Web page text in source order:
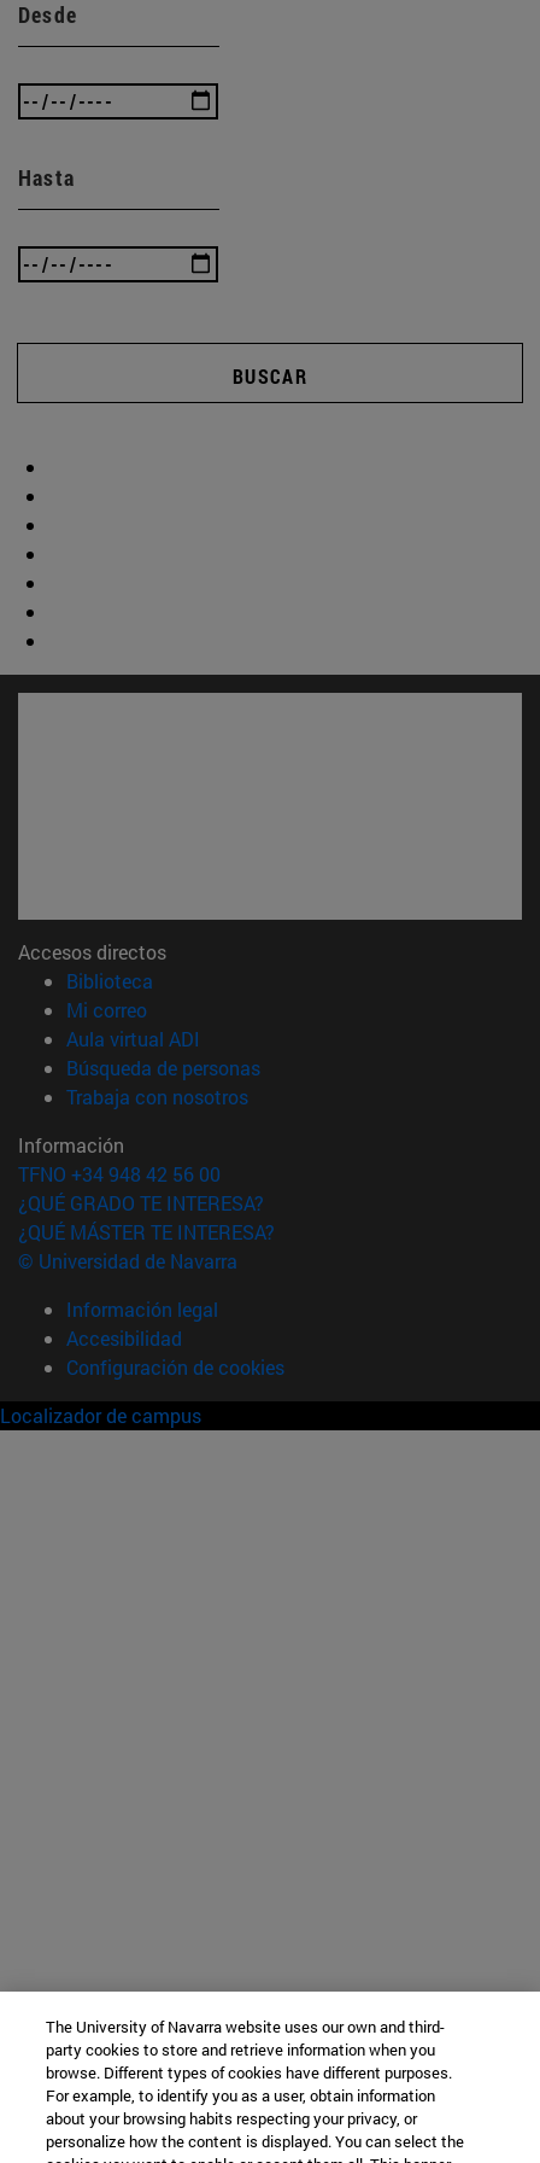
Desde
Hasta
BUSCAR
Accesos directos
Biblioteca
Mi correo(abre en nueva ventana)
Aula virtual ADI
Búsqueda de personas(abre en nueva ventana)
Trabaja con nosotros(abre en nueva ventana)
Información
TFNO +34 948 42 56 00
¿QUÉ GRADO TE INTERESA?
¿QUÉ MÁSTER TE INTERESA?
© Universidad de Navarra
Información legal
Accesibilidad
Configuración de cookies
Localizador de campus
The University of Navarra website uses our own and third-
party cookies to store and retrieve information when you
browse. Different types of cookies have different purposes.
For example, to identify you as a user, obtain information
about your browsing habits respecting your privacy, or
personalize how the content is displayed. You can select the